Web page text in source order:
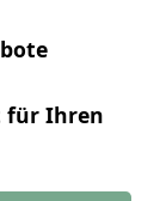
für Ihren